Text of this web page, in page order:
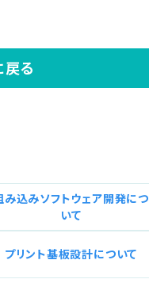
る
み込みソフトウェア開発につ
いて
プリント基板設計について